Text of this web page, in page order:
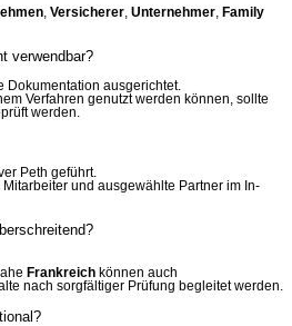
Versicherer Unternehmer
Family
verwendbar?
Dokumentation ausgerichtet.
Verfahren genutzt werden können, sollte
werden.
Peth geführt.
und ausgewählte Partner im In-
Frankreich können auch
nach sorgfältiger Prüfung begleitet werden.